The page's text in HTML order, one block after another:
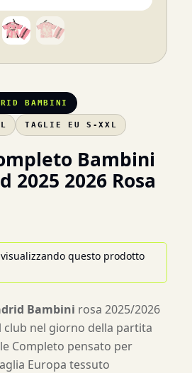
BAMBINI
TAGLIE EU S-XXL
Bambini
2025 2026 Rosa
questo prodotto
Bambini rosa 2025/2026
club nel giorno della partita
Completo pensato per
Europa tessuto